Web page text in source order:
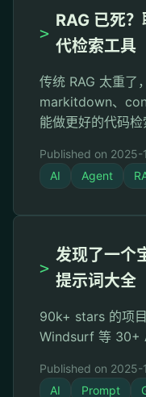
>
RAG 已死
代检索工具
传统 RAG 太重了
markitdown、
能做更好的代码检
Published on
AI
Agent
>
发现了一个
提示词大全
90k+ stars 的项
Windsurf 等 30+
Published on 2025-
AI
Prompt